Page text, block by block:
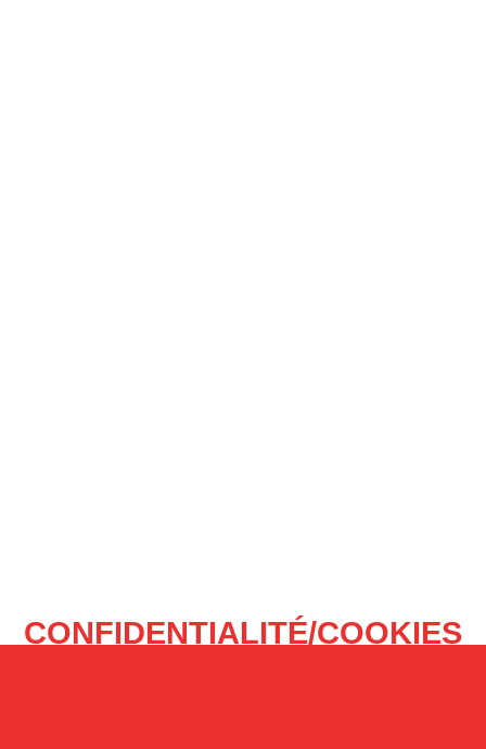
CONFIDENTIALITÉ/COOKIES